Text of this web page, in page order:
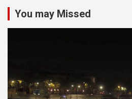
You may Missed